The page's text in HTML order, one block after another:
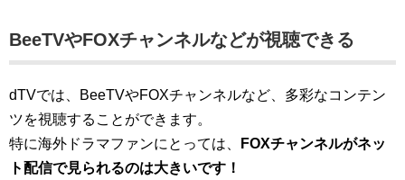
BeeTVやFOXチャンネルなどが視聴できる
dTVでは、BeeTVやFOXチャンネルなど、多彩なコンテン
ツを視聴することができます。
特に海外ドラマファンにとっては、
FOXチャンネルがネッ
ト配信で見られるのは大きいです！